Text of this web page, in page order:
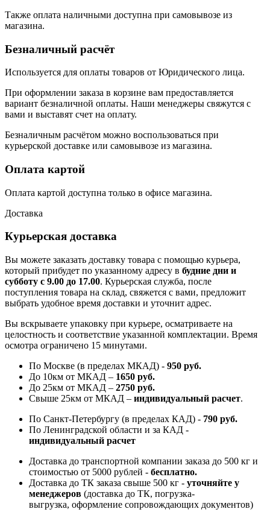
Также оплата наличными доступна при самовывозе из
магазина.
Безналичный расчёт
Используется для оплаты товаров от Юридического лица.
При оформлении заказа в корзине вам предоставляется
вариант безналичной оплаты. Наши менеджеры свяжутся с
вами и выставят счет на оплату.
Безналичным расчётом можно воспользоваться при
курьерской доставке или самовывозе из магазина.
Оплата картой
Оплата картой доступна только в офисе магазина.
Доставка
Курьерская доставка
Вы можете заказать доставку товара с помощью курьера,
который прибудет по указанному адресу в будние дни и
субботу с 9.00 до 17.00. Курьерская служба, после
поступления товара на склад, свяжется с вами, предложит
выбрать удобное время доставки и уточнит адрес.
Вы вскрываете упаковку при курьере, осматриваете на
целостность и соответствие указанной комплектации. Время
осмотра ограничено 15 минутами.
По Москве (в пределах МКАД) - 950 руб.
До 10км от МКАД – 1650 руб.
До 25км от МКАД – 2750 руб.
Свыше 25км от МКАД – индивидуальный расчет.
По Санкт-Петербургу (в пределах КАД) - 790 руб.
По Ленинградской области и за КАД -
индивидуальный расчет
Доставка до транспортной компании заказа до 500 кг и
стоимостью от 5000 рублей - бесплатно.
Доставка до ТК заказа свыше 500 кг - уточняйте у
менеджеров (доставка до ТК, погрузка-
выгрузка, оформление сопровождающих документов)